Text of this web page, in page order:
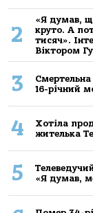
2
«Я думав,
круто. А
тисяч».
Віктором
3
16-річний
4
Хoтілa
жителькa
5
«Я думав,